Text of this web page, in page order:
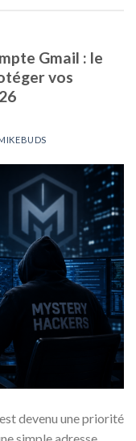
Gmail : le
vos
devenu une priorité